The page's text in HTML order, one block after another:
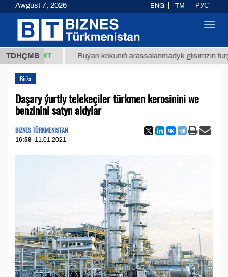
TDHÇMB
ТМТ Buýan köküniň arassalanmadyk glisirrizin turşusy
Birža
Daşary ýurtly telekeçiler türkmen kerosinini we
benzinini satyn aldylar
BIZNES TÜRKMENISTAN
16:59 11.01.2021
Awgust 7, 2026 ENG TM РУС